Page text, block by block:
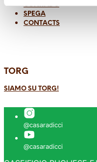
CONRADO
SPEGA
CONTACTS
TORG
SIAMO SU TORG!